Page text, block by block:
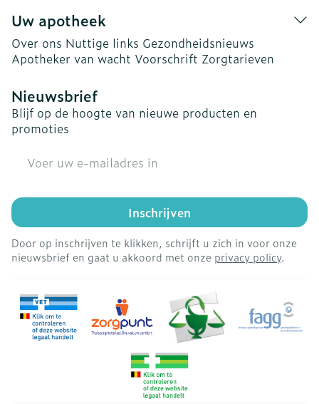
Uw apotheek
Over ons Nuttige links Gezondheidsnieuws
Apotheker van wacht Voorschrift Zorgtarieven
Nieuwsbrief
Blijf op de hoogte van nieuwe producten en
promoties
Inschrijven
Door op inschrijven te klikken, schrijft u zich in voor onze
nieuwsbrief en gaat u akkoord met onze privacy policy.